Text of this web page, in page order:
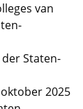
van
Staten-
2025